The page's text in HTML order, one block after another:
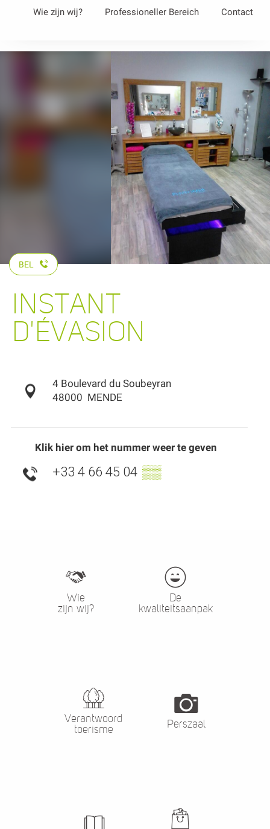
Wie zijn wij? Professioneller Bereich Contact
BEL
INSTANT
D'ÉVASION
4 Boulevard du Soubeyran
48000 MENDE
Klik hier om het nummer weer te geven
+33 4 66 45 04 ▒▒
Wie
zijn wij?
De
kwaliteitsaanpak
Verantwoord
toerisme
Perszaal